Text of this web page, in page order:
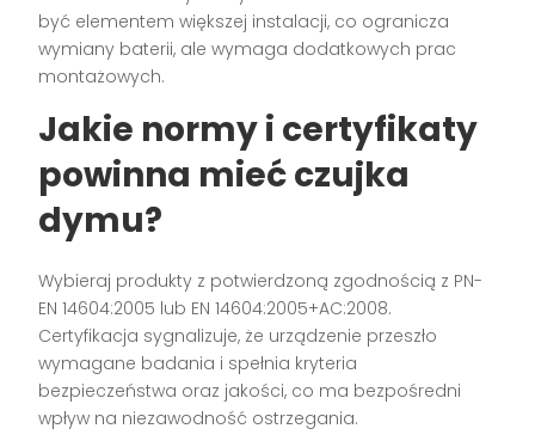
być elementem większej instalacji, co ogranicza
wymiany baterii, ale wymaga dodatkowych prac
montażowych.
Jakie normy i certyfikaty
powinna miećczujka
dymu?
Wybieraj produkty z potwierdzoną zgodnością z PN-
EN 14604:2005 lub EN 14604:2005+AC:2008.
Certyfikacja sygnalizuje, że urządzenie przeszło
wymagane badania i spełnia kryteria
bezpieczeństwa oraz jakości, co ma bezpośredni
wpływ na niezawodność ostrzegania.